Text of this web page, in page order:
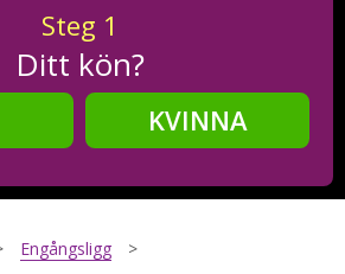
Steg 1
Ditt kön?
KVINNA
Steg2
Engångsligg